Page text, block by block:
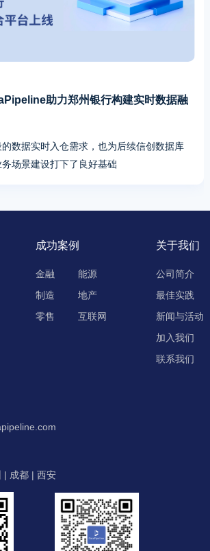
助力郑州银行构建实时数据融
数据实时入仓需求，也为后续信创数据库
场景建设打下了良好基础
成功案例
金融
能源
制造
地产
零售
互联网
关于我们
公司简介
最佳实践
新闻与活动
加入我们
联系我们
| 成都 | 西安